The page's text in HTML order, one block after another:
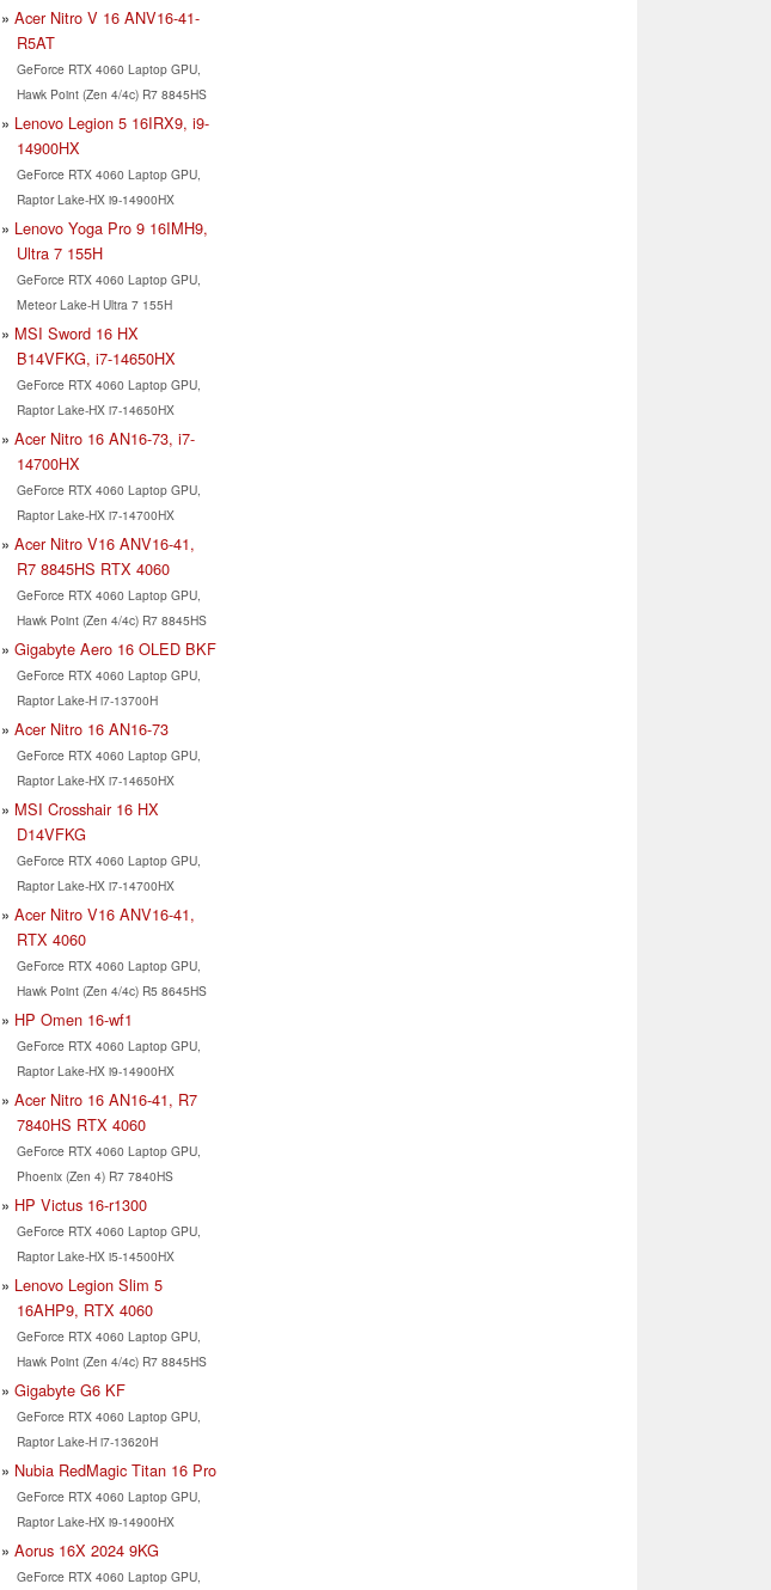
Acer Nitro V 16 ANV16-41-
R5AT
GeForce RTX 4060 Laptop GPU,
Hawk Point (Zen 4/4c) R7 8845HS
Lenovo Legion 5 16IRX9, i9-
14900HX
GeForce RTX 4060 Laptop GPU,
Raptor Lake-HX i9-14900HX
Lenovo Yoga Pro 9 16IMH9,
Ultra 7 155H
GeForce RTX 4060 Laptop GPU,
Meteor Lake-H Ultra 7 155H
MSI Sword 16 HX
B14VFKG, i7-14650HX
GeForce RTX 4060 Laptop GPU,
Raptor Lake-HX i7-14650HX
Acer Nitro 16 AN16-73, i7-
14700HX
GeForce RTX 4060 Laptop GPU,
Raptor Lake-HX i7-14700HX
Acer Nitro V16 ANV16-41,
R7 8845HS RTX 4060
GeForce RTX 4060 Laptop GPU,
Hawk Point (Zen 4/4c) R7 8845HS
Gigabyte Aero 16 OLED BKF
GeForce RTX 4060 Laptop GPU,
Raptor Lake-H i7-13700H
Acer Nitro 16 AN16-73
GeForce RTX 4060 Laptop GPU,
Raptor Lake-HX i7-14650HX
MSI Crosshair 16 HX
D14VFKG
GeForce RTX 4060 Laptop GPU,
Raptor Lake-HX i7-14700HX
Acer Nitro V16 ANV16-41,
RTX 4060
GeForce RTX 4060 Laptop GPU,
Hawk Point (Zen 4/4c) R5 8645HS
HP Omen 16-wf1
GeForce RTX 4060 Laptop GPU,
Raptor Lake-HX i9-14900HX
Acer Nitro 16 AN16-41, R7
7840HS RTX 4060
GeForce RTX 4060 Laptop GPU,
Phoenix (Zen 4) R7 7840HS
HP Victus 16-r1300
GeForce RTX 4060 Laptop GPU,
Raptor Lake-HX i5-14500HX
Lenovo Legion Slim 5
16AHP9, RTX 4060
GeForce RTX 4060 Laptop GPU,
Hawk Point (Zen 4/4c) R7 8845HS
Gigabyte G6 KF
GeForce RTX 4060 Laptop GPU,
Raptor Lake-H i7-13620H
Nubia RedMagic Titan 16 Pro
GeForce RTX 4060 Laptop GPU,
Raptor Lake-HX i9-14900HX
Aorus 16X 2024 9KG
GeForce RTX 4060 Laptop GPU,